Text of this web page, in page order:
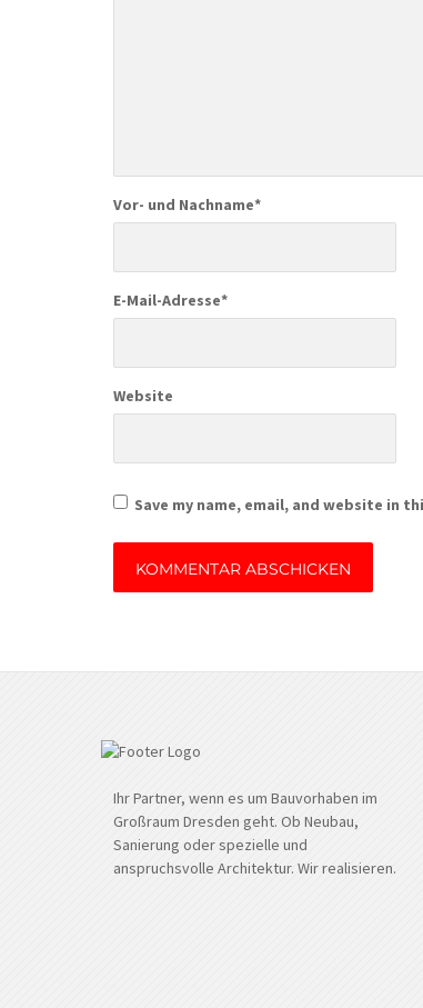
Vor- und Nachname*
E-Mail-Adresse*
Website
Save my name, email, and website in
Ihr Partner, wenn es um Bauvorhaben im
Großraum Dresden geht. Ob Neubau,
Sanierung oder spezielle und
anspruchsvolle Architektur. Wir realisieren.